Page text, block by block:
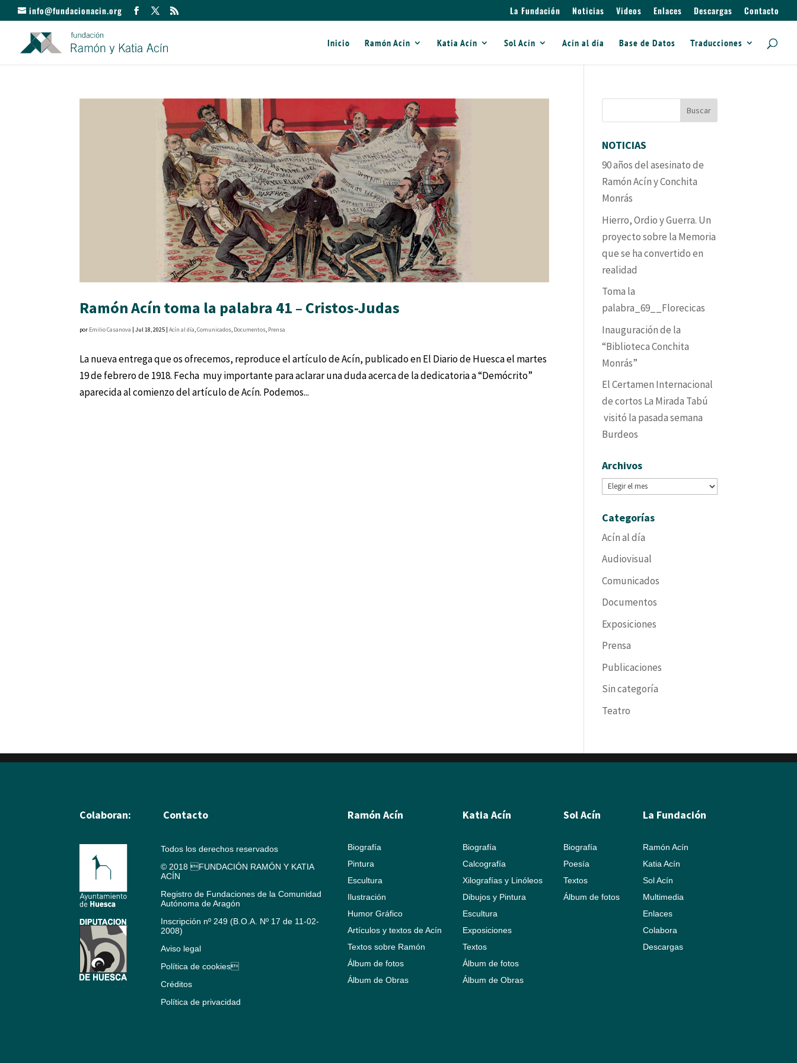
info@fundacionacin.org La Fundación Noticias Videos Enlaces Descargas Contacto
Inicio Ramón Acín Katia Acín Sol Acín Acín al día Base de Datos Traducciones
Ramón Acín toma la palabra 41 – Cristos-Judas
por Emilio Casanova |Jul 18, 2025 |Acín al día,Comunicados, Documentos, Prensa
La nueva entrega que os ofrecemos, reproduce el artículo de Acín, publicado en El Diario de Huesca el martes
19 de febrero de 1918. Fecha muy importante para aclarar una duda acerca de la dedicatoria a “Demócrito”
aparecida al comienzo del artículo de Acín. Podemos...
NOTICIAS
90 años del asesinato de
Ramón Acín y Conchita
Monrás
Hierro, Ordio y Guerra. Un
proyecto sobre la Memoria
que se ha convertido en
realidad
Toma la
palabra_69__Florecicas
Inauguración de la
“Biblioteca Conchita
Monrás”
El Certamen Internacional
de cortos La Mirada Tabú
visitó la pasada semana
Burdeos
Archivos
Archivos
Categorías
Acín al día
Audiovisual
Comunicados
Documentos
Exposiciones
Prensa
Publicaciones
Sin categoría
Teatro
Colaboran: Contacto
Todos los derechos reservados
© 2018 FUNDACIÓN RAMÓN Y KATIA
ACÍN
Registro de Fundaciones de la Comunidad
Autónoma de Aragón
Inscripción nº 249 (B.O.A. Nº 17 de 11-02-
2008)
Aviso legal
Política de cookies
Créditos
Política de privacidad
Ramón Acín
Biografía
Pintura
Escultura
Ilustración
Humor Gráfico
Artículos y textos de Acín
Textos sobre Ramón
Álbum de fotos
Álbum de Obras
Katia Acín
Biografía
Calcografía
Xilografías y Linóleos
Dibujos y Pintura
Escultura
Exposiciones
Textos
Álbum de fotos
Álbum de Obras
Sol Acín
Biografía
Poesía
Textos
Álbum de fotos
La Fundación
Ramón Acín
Katia Acín
Sol Acín
Multimedia
Enlaces
Colabora
Descargas